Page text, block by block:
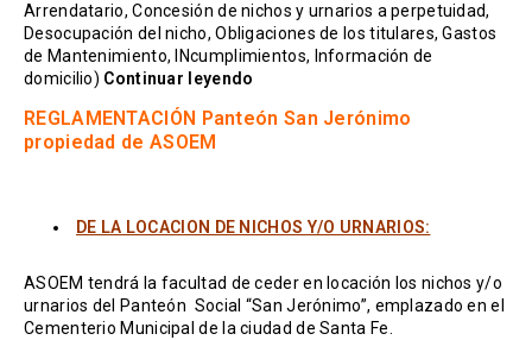
Arrendatario, Concesión de nichos y urnarios a perpetuidad,
Desocupación del nicho, Obligaciones de los titulares, Gastos
de Mantenimiento, INcumplimientos, Información de
domicilio) Continuar leyendo
REGLAMENTACIÓN Panteón San Jerónimo
propiedad de ASOEM
DE LA LOCACION DE NICHOS Y/O URNARIOS:
ASOEM tendrá la facultad de ceder en locación los nichos y/o
urnarios del Panteón Social “San Jerónimo”, emplazado en el
Cementerio Municipal de la ciudad de Santa Fe.